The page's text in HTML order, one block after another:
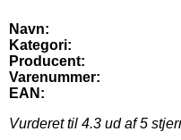
Navn:
Kategori:
Producent:
Varenummer:
EAN:
Vurderet til 4.3 ud af 5